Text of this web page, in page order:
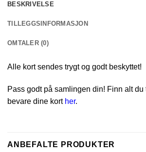
BESKRIVELSE
TILLEGGSINFORMASJON
OMTALER (0)
Alle kort sendes trygt og godt beskyttet!
Pass godt på samlingen din! Finn alt du
bevare dine kort her.
ANBEFALTE PRODUKTER